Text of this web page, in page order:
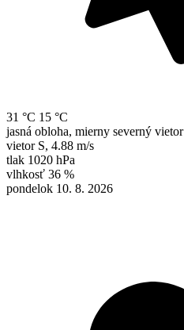
31 °C 15 °C
jasná obloha, mierny severný vietor
vietor S, 4.88 m/s
tlak 1020 hPa
vlhkosť 36 %
pondelok 10. 8. 2026